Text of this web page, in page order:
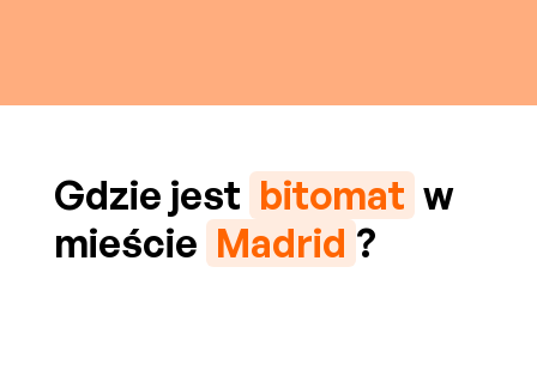
Gdzie jest bitomat w
mieście Madrid ?